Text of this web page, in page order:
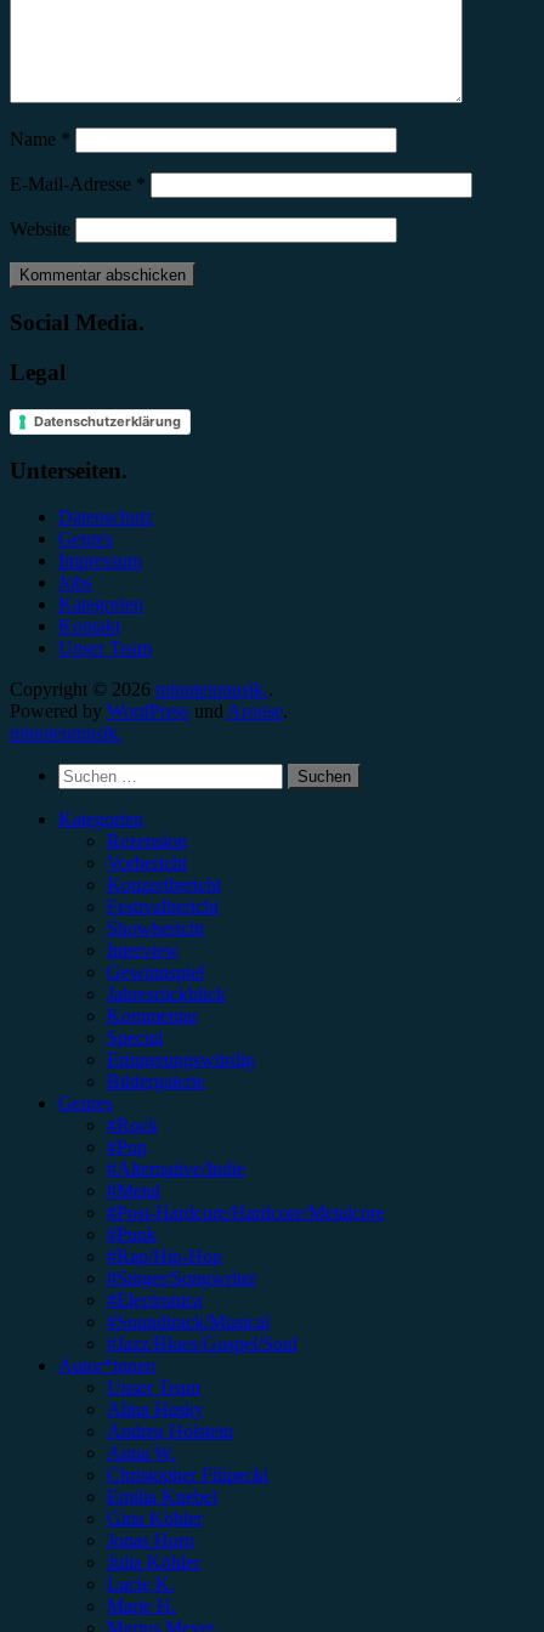
Name *
E-Mail-Adresse *
Website
Social Media.
Legal
Datenschutzerklärung
Unterseiten.
Datenschutz
Genres
Impressum
Jobs
Kategorien
Kontakt
Unser Team
Copyright © 2026 minutenmusik..
Powered by WordPress und Arouse.
minutenmusik.
Suchen
nach:
Kategorien
Rezension
Vorbericht
Konzertbericht
Festivalbericht
Showbericht
Interview
Gewinnspiel
Jahresrückblick
Kommentar
Special
Erinnerungswürdig
Bildergalerie
Genres
#Rock
#Pop
#Alternative/Indie
#Metal
#Post-Hardcore/Hardcore/Metalcore
#Punk
#Rap/Hip-Hop
#Singer/Songwriter
#Electronica
#Soundtrack/Musical
#Jazz/Blues/Gospel/Soul
Autor*innen
Unser Team
Alina Hasky
Andrea Holstein
Anna W.
Christopher Filipecki
Emilia Knebel
Gina Köhler
Jonas Horn
Julia Köhler
Lucie K.
Marie H.